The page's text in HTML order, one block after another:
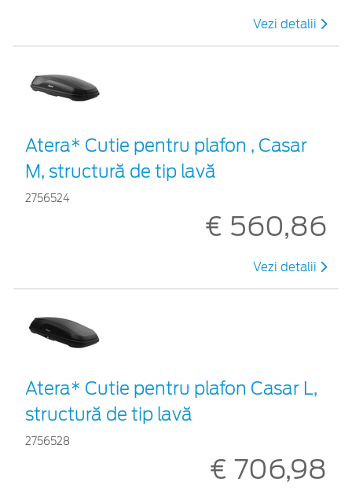
Vezi detalii
Atera* Cutie pentru plafon , Casar
M, structură de tip lavă
2756524
€ 560,86
Vezi detalii
Atera* Cutie pentru plafon Casar L,
structură de tip lavă
2756528
€ 706,98